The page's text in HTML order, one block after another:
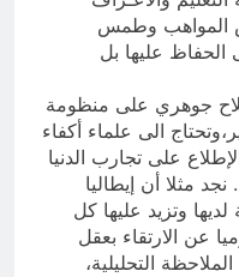
المواهب وطمس
الحفاظ عليها بل
جوهري على منظومة
الى علماء أكفاء
على تجارب الدنيا
مثلا أن إيطاليا
وتزيد عليها كل
عن الارتقاء بعقل
التحليلية،